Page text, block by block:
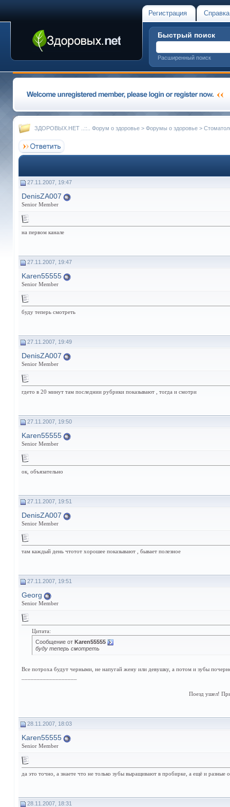
Регистрация Справка
Быстрый поиск
Расширенный поиск
ЗДОРОВЫХ.НЕТ ..::.. Форум о здоровье > Форумы о здоровье >
27.11.2007, 19:47
DenisZA007
Senior Member
на первом канале
27.11.2007, 19:47
Karen55555
Senior Member
буду теперь смотреть
27.11.2007, 19:49
DenisZA007
Senior Member
гдето в 20 минут там последнии рубрики показывают , тогда и смотри
27.11.2007, 19:50
Karen55555
Senior Member
ок, объязательно
27.11.2007, 19:51
DenisZA007
Senior Member
там каждый день чтотот хорошее показывают , бывает полезное
27.11.2007, 19:51
Georg
Senior Member
Цитата:
Сообщение от Karen55555
буду теперь смотреть
Все потроха будут черными, не напугай жену или девушку, а потом и зубы
Поезд ушел!
28.11.2007, 18:03
Karen55555
Senior Member
да это точно, а знаете что не только зубы выращивают в пробирке, а ещё и разные
28.11.2007, 18:31